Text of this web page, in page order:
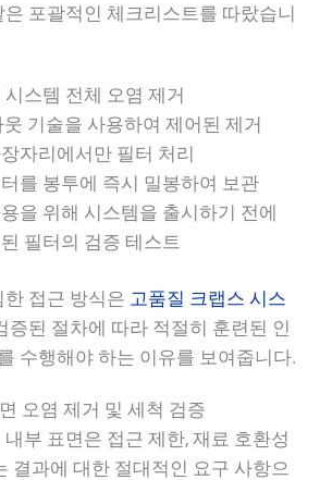
포괄적인 체크리스트를 따랐습니
시스템 전체 오염 제거
기술을 사용하여 제어된 제거
자리에서만 필터 처리
를 봉투에 즉시 밀봉하여 보관
을 위해 시스템을 출시하기 전에
필터의 검증 테스트
접근 방식은 고품질 크랩스 시스
증된 절차에 따라 적절히 훈련된 인
수행해야 하는 이유를 보여줍니다.
오염 제거 및 세척 검증
부 표면은 접근 제한, 재료 호환성
결과에 대한 절대적인 요구 사항으